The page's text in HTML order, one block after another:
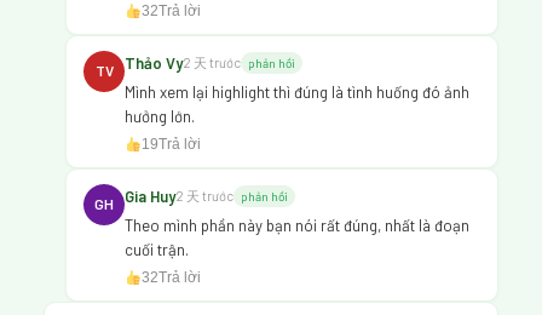
32Trả lời
TV Thảo Vy2 天 trước phản hồi
Mình xem lại highlight thì đúng là tình huống đó ảnh
hưởng lớn.
19Trả lời
GH Gia Huy2 天 trước phản hồi
Theo mình phần này bạn nói rất đúng, nhất là đoạn
cuối trận.
32Trả lời